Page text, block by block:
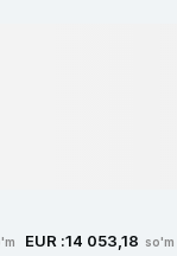
EUR :14 053,18 so'm